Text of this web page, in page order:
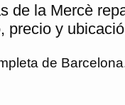
la Mercè
precio y
de Barcelona